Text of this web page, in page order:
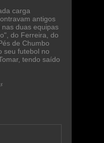
carga
antigos
duas equipas
do Ferreira, do
de Chumbo
seu futebol no
tendo saído